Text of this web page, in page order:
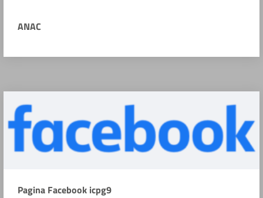
ANAC
Pagina Facebook icpg9